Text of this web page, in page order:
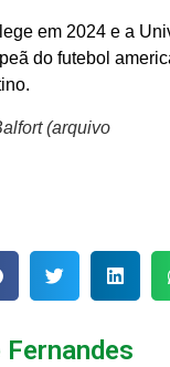
em 2024 e a
do futebol
(arquivo
Fernandes